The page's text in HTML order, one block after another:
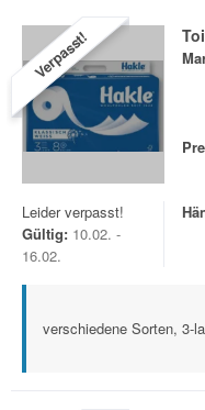
Verpasst!
Leider verpasst!
Gültig: 10.02. -
16.02.
verschiedene Sorten, 3-